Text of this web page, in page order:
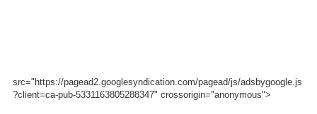
src="https://pagead2.googlesyndication.com/pagead/js/adsbygoogle.js
?client=ca-pub-5331163805288347" crossorigin="anonymous">